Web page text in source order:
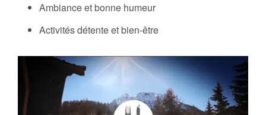
Ambiance et bonne humeur
Activités détente et bien-être